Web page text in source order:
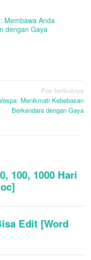
Membawa Anda
dengan Gaya
Pos berikutnya
Menikmati Kebebasan
Berkendara dengan Gaya